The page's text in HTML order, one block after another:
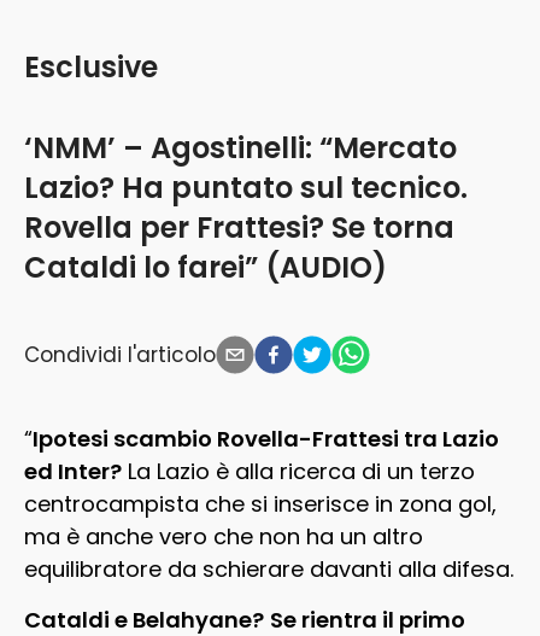
‘NMM’ – Agostinelli: “Mercato
Lazio? Ha puntato sul tecnico.
Rovella per Frattesi? Se torna
Cataldi lo farei” (AUDIO)
Esclusive
Condividi l'articolo
“Ipotesi scambio Rovella-Frattesi tra Lazio
ed Inter? La Lazio è alla ricerca di un terzo
centrocampista che si inserisce in zona gol,
ma è anche vero che non ha un altro
equilibratore da schierare davanti alla difesa.
Cataldi e Belahyane? Se rientra il primo